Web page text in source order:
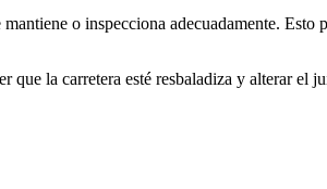
o inspecciona adecuadamente. Esto
la carretera esté resbaladiza y alterar el